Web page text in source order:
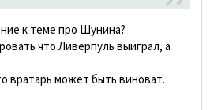
к теме про Шунина?
что Ливерпуль выиграл, а
вратарь может быть виноват.